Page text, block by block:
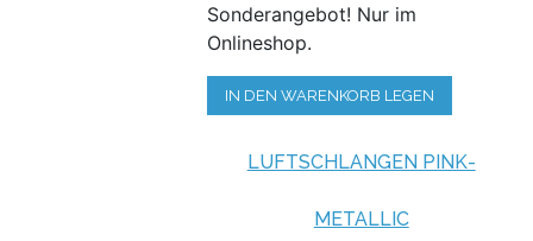
Sonderangebot! Nur im
Onlineshop.
IN DEN WARENKORB LEGEN
LUFTSCHLANGEN PINK-
METALLIC